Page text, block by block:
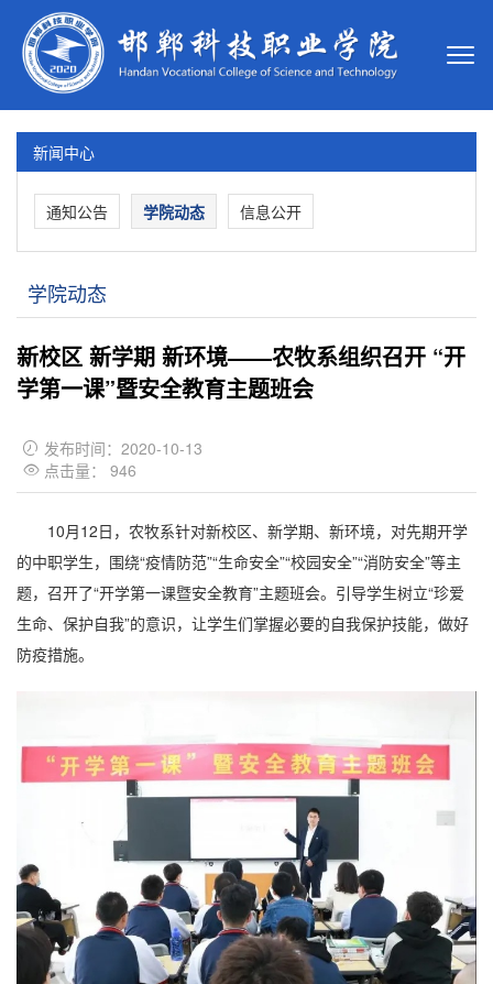
新闻中心
通知公告 学院动态 信息公开
学院动态
新校区 新学期 新环境——农牧系组织召开 “开
学第一课”暨安全教育主题班会
 发布时间：2020-10-13
 点击量： 946
10月12日，农牧系针对新校区、新学期、新环境，对先期开学
的中职学生，围绕“疫情防范”“生命安全”“校园安全”“消防安全”等主
题，召开了“开学第一课暨安全教育”主题班会。引导学生树立“珍爱
生命、保护自我”的意识，让学生们掌握必要的自我保护技能，做好
防疫措施。